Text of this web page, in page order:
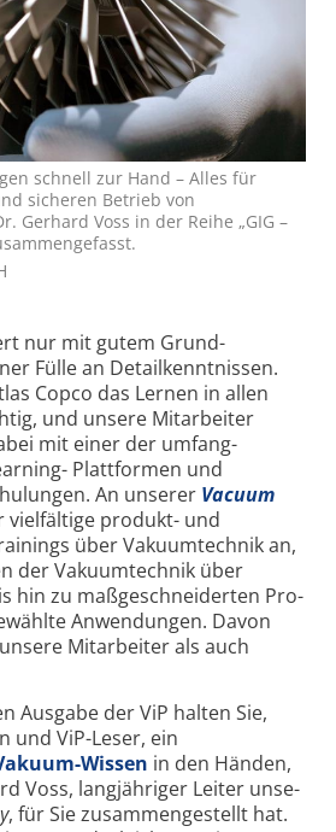
schnell zur Hand – Alles für
sicheren Betrieb von
Gerhard Voss in der Reihe „GIG –
nur mit gutem Grund­
Fülle an Detail­kenntnissen.
Copco das Lernen in allen
und unsere Mitar­beiter
mit einer der umfang­
Platt­formen und
An unserer Vacuum
vielfältige produkt- und
über Vaku­umtechnik an,
der Vakuum­technik über
hin zu maß­geschneiderten Pro­
Anwendun­gen. Davon
Mitarbeiter als auch
Ausgabe der ViP halten Sie,
und ViP-Leser, ein
Wissen in den Händen,
Voss, langjähriger Leiter unse­
, für Sie zusam­mengestellt hat.